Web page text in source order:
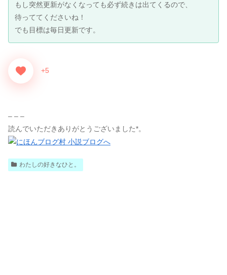
もし突然更新がなくなっても必ず続きは出てくるので、
待っててくださいね！
でも目標は毎日更新です。
+5
– – –
読んでいただきありがとうございました*。
わたしの好きなひと。